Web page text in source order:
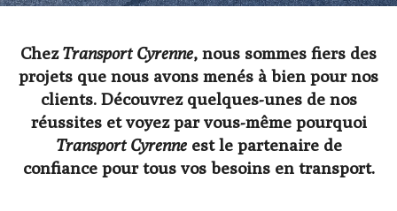
ChezTransport Cyrenne, nous sommes fiers des
projets que nous avons menés à bien pour nos
clients. Découvrez quelques-unes de nos
réussites et voyez par vous-même pourquoi
Transport Cyrenneest le partenaire de
confiance pour tous vos besoins en transport.